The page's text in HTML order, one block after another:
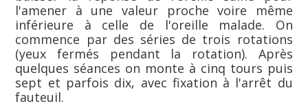
l'amener à une valeur proche voire même
inférieure à celle de l'oreille malade. On
commence par des séries de trois rotations
(yeux fermés pendant la rotation). Après
quelques séances on monte à cinq tours puis
sept et parfois dix, avec fixation à l'arrêt du
fauteuil.